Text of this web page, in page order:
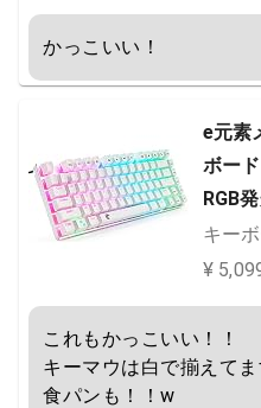
かっこいい！
e元素
ボー
RGB
語配
ィス&
キー
¥
これもかっこいい！！
キーマウは白で揃えてま
食パンも！！w